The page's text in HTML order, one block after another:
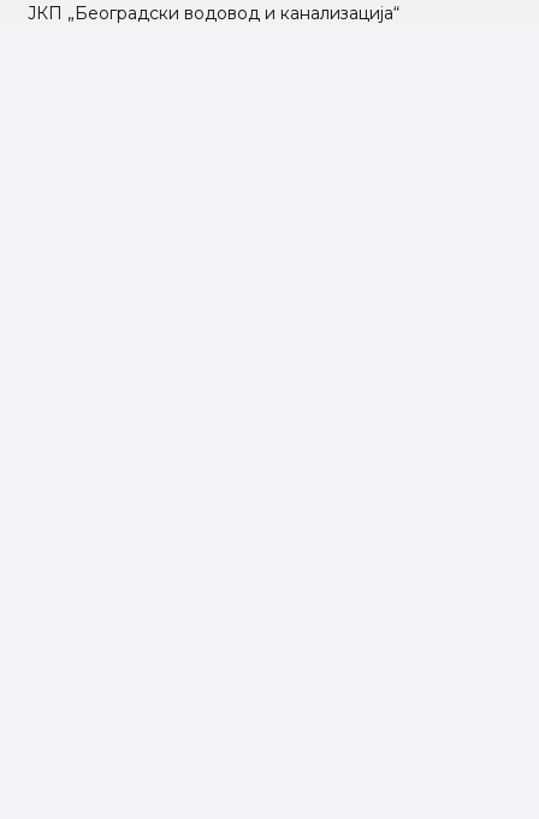
ЈКП „Београдски водовод и канализација“